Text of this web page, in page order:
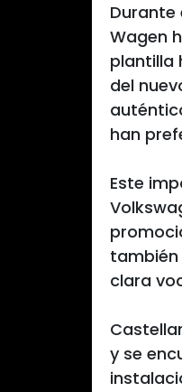
Durante
Wagen
plantilla
del
han
Este
clara
y se